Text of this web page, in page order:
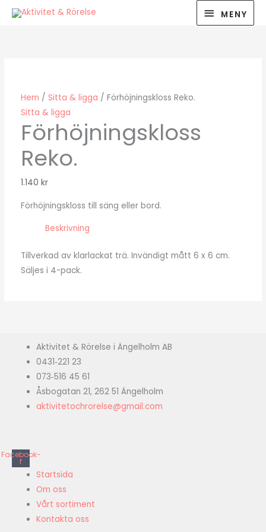
Hoppa
MENY
MENY
Hem / Sitta & ligga / Förhöjningskloss Reko.
Sitta & ligga
Förhöjningskloss
Reko.
1.140 kr
Förhöjningskloss till säng eller bord.
Beskrivning
Tillverkad av klarlackat trä. Invändigt mått 6 x 6 cm.
Säljes i 4-pack.
Aktivitet & Rörelse i Ängelholm AB
0431‑221 23
073‑516 45 61
Åsbogatan 21, 262 51 Ängelholm
aktivitetochrorelse@gmail.com
Facebook-
f
Startsida
Om oss
Vårt sortiment
Kontakta oss